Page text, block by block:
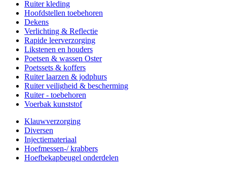
Ruiter kleding
Hoofdstellen toebehoren
Dekens
Verlichting & Reflectie
Rapide leerverzorging
Likstenen en houders
Poetsen & wassen Oster
Poetssets & koffers
Ruiter laarzen & jodphurs
Ruiter veiligheid & bescherming
Ruiter - toebehoren
Voerbak kunststof
Klauwverzorging
Diversen
Injectiemateriaal
Hoefmessen-/ krabbers
Hoefbekapbeugel onderdelen